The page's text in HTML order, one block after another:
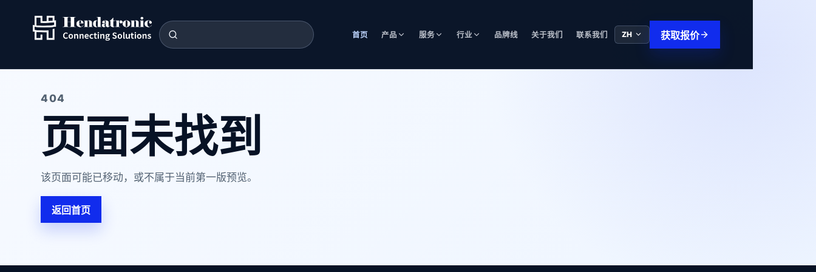
首页 产品 服务 行业 品牌线 关于我们 联系我们 ZH 获取报价
404
页面未找到
该页面可能已移动，或不属于当前第一版预览。
返回首页